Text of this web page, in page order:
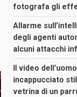
fotografa gli
Allarme
degli agenti
alcuni attacchi
Il video
incappucciato
vetrina di un